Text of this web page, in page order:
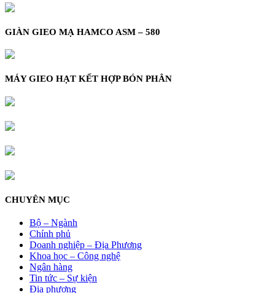
GIÀN GIEO MẠ HAMCO ASM – 580
MÁY GIEO HẠT KẾT HỢP BÓN PHÂN
CHUYÊN MỤC
Bộ – Ngành
Chính phủ
Doanh nghiệp – Địa Phương
Khoa học – Công nghệ
Ngân hàng
Tin tức – Sự kiện
Địa phương